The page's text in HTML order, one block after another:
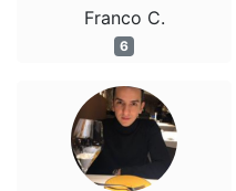
Franco C.
6